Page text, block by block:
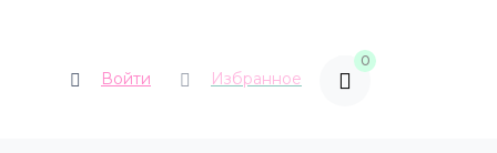
Войти Избранное
0